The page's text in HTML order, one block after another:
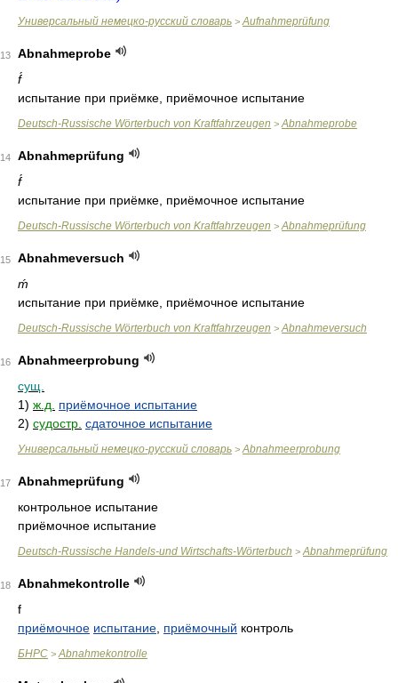
Универсальный немецко-русский словарь > Aufnahmeprüfung
13
Abnahmeprobe
f́
испытание при приёмке, приёмочное испытание
Deutsch-Russische Wörterbuch von Kraftfahrzeugen > Abnahmeprobe
14
Abnahmeprüfung
f́
испытание при приёмке, приёмочное испытание
Deutsch-Russische Wörterbuch von Kraftfahrzeugen > Abnahmeprüfung
15
Abnahmeversuch
ḿ
испытание при приёмке, приёмочное испытание
Deutsch-Russische Wörterbuch von Kraftfahrzeugen > Abnahmeversuch
16
Abnahmeerprobung
сущ.
1) ж.д.
приёмочное испытание
2) судостр. сдаточное испытание
Универсальный немецко-русский словарь > Abnahmeerprobung
17
Abnahmeprüfung
контрольное испытание
приёмочное испытание
Deutsch-Russische Handels-und Wirtschafts-Wörterbuch > Abnahmeprüfung
18
Abnahmekontrolle
f
приёмочное испытание приёмочный контроль
БНРС > Abnahmekontrolle